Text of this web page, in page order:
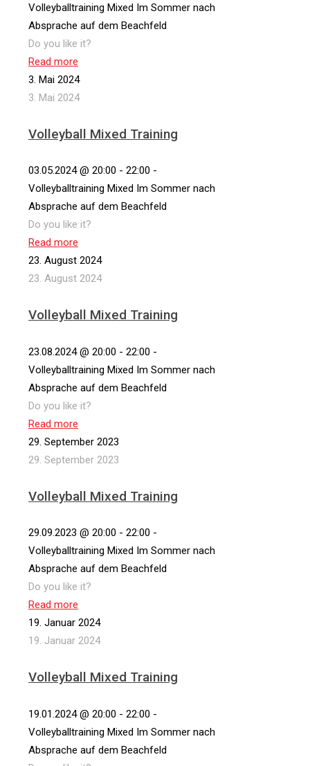
Volleyballtraining Mixed Im Sommer nach
Absprache auf dem Beachfeld
Do you like it?
Read more
3. Mai 2024
3. Mai 2024
Volleyball Mixed Training
03.05.2024 @ 20:00 - 22:00 -
Volleyballtraining Mixed Im Sommer nach
Absprache auf dem Beachfeld
Do you like it?
Read more
23. August 2024
23. August 2024
Volleyball Mixed Training
23.08.2024 @ 20:00 - 22:00 -
Volleyballtraining Mixed Im Sommer nach
Absprache auf dem Beachfeld
Do you like it?
Read more
29. September 2023
29. September 2023
Volleyball Mixed Training
29.09.2023 @ 20:00 - 22:00 -
Volleyballtraining Mixed Im Sommer nach
Absprache auf dem Beachfeld
Do you like it?
Read more
19. Januar 2024
19. Januar 2024
Volleyball Mixed Training
19.01.2024 @ 20:00 - 22:00 -
Volleyballtraining Mixed Im Sommer nach
Absprache auf dem Beachfeld